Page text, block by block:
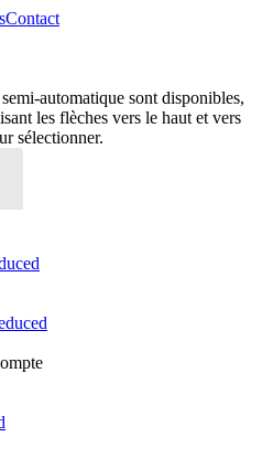
Contact
automatique sont disponibles,
les flèches vers le haut et vers
sélectionner.